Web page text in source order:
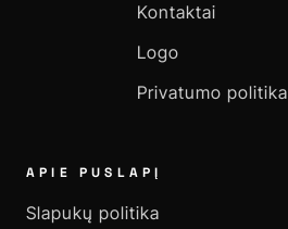
Kontaktai
Logo
Privatumo politika
APIE PUSLAPĮ
Slapukų politika